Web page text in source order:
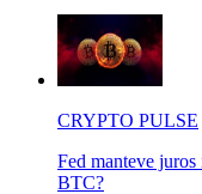
CRYPTO PULSE
Fed manteve
BTC?